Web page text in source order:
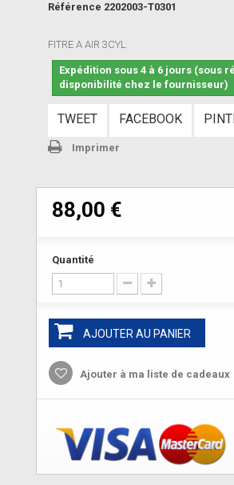
Référence 2202003-T0301
FITRE A AIR 3CYL
Expédition sous 4 à 6 jours (sous
disponibilité chez le fournisseur)
TWEET FACEBOOK
Imprimer
88,00 €
Quantité
AJOUTER AU PANIER
Ajouter à ma liste de cadeaux